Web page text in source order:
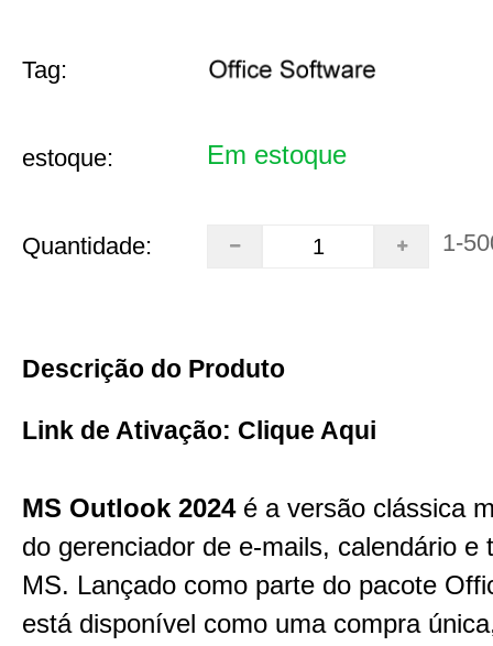
Tag:
estoque: Em estoque
Quantidade: 1-
Descrição do Produto
Link de Ativação: Clique Aqui
MS Outlook 2024é a versão clássica
do gerenciador de e-mails, calendário e
MS. Lançado como parte do pacote
está disponível como uma compra